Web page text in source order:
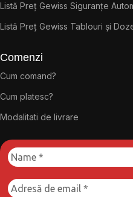
Listă Preț Gewiss Siguranțe
Listă Preț Gewiss Tablouri și
Comenzi
Cum comand?
Cum platesc?
Modalitati de livrare